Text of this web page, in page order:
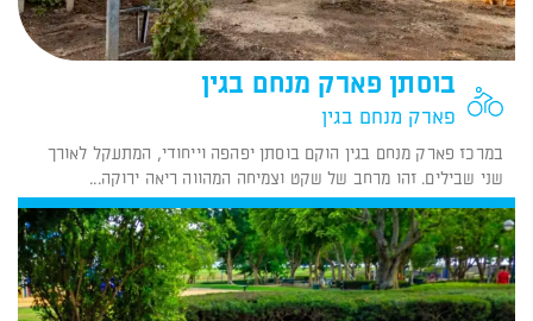
בוסתן פארק מנחם בגין
פארק מנחם בגין
במרכז פארק מנחם בגין הוקם בוסתן יפהפה וייחודי, המתעקל לאורך
שני שבילים. זהו מרחב של שקט וצמיחה המהווה ריאה ירוקה...